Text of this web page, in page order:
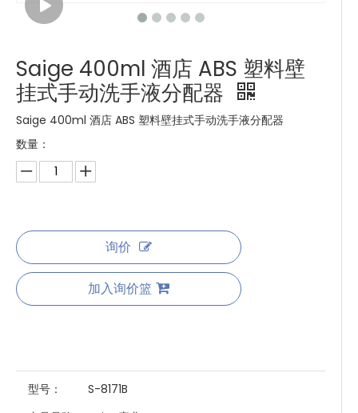
Saige 400ml 酒店 ABS 塑料壁
挂式手动洗手液分配器
Saige 400ml 酒店 ABS 塑料壁挂式手动洗手液分配器
数量：
询价
加入询价篮
型号：
S-8171B